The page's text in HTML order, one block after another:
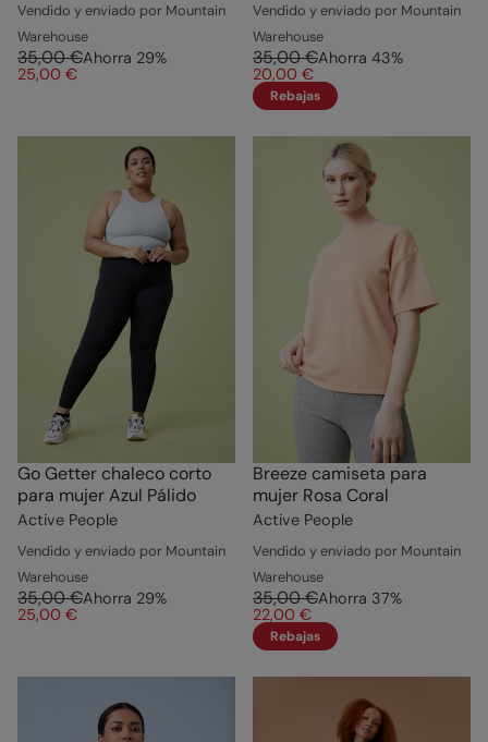
Vendido y enviado por Mountain
Warehouse
35,00 €Ahorra 29%
25,00 €
Vendido y enviado por Mountain
Warehouse
35,00 €Ahorra 43%
20,00 €
Rebajas
Go Getter chaleco corto
para mujer Azul Pálido
Active People
Vendido y enviado por Mountain
Warehouse
35,00 €Ahorra 29%
25,00 €
Breeze camiseta para
mujer Rosa Coral
Active People
Vendido y enviado por Mountain
Warehouse
35,00 €Ahorra 37%
22,00 €
Rebajas